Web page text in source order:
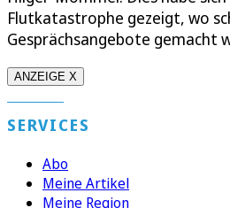
Flutkatastrophe gezeigt, wo
Gesprächsangebote gemacht
ANZEIGE X
SERVICES
Abo
Meine Artikel
Meine Region